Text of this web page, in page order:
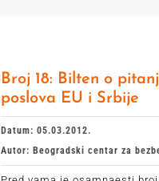
Broj 18: Bilten o
poslova EU i Srbije
Datum: 05.03.2012.
Autor: Beogradski centar za